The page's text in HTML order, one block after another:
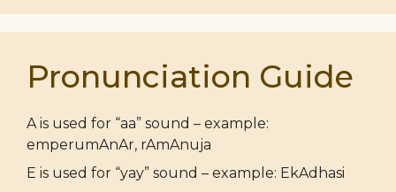
Pronunciation Guide
A is used for “aa” sound – example:
emperumAnAr, rAmAnuja
E is used for “yay” sound – example: EkAdhasi